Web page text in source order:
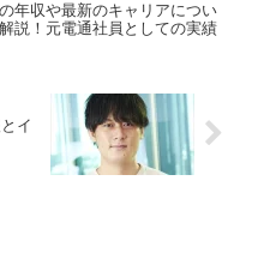
年収や最新のキャリアについ
説！元電通社員としての実績
イ